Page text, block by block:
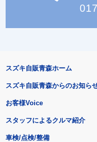
スズキ自販青森ホーム
スズキ自販青森からのお知ら
お客様Voice
スタッフによるクルマ紹介
車検/点検/整備